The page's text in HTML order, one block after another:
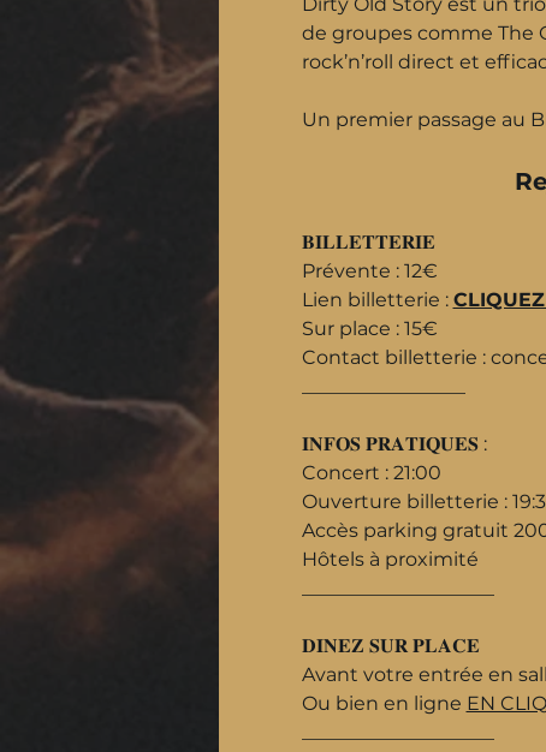
Dirty Old Story est un
de groupes comme The
rock’n’roll direct et
Un premier passage au
𝐁𝐈𝐋𝐋𝐄𝐓𝐓𝐄𝐑𝐈𝐄
Prévente : 12€
Lien billetterie :
Sur place : 15€
Contact billetterie :
𝐈𝐍𝐅𝐎𝐒 𝐏𝐑𝐀𝐓𝐈𝐐𝐔𝐄𝐒 :
Concert : 21:00
Ouverture billetterie :
Accès parking gratuit
Hôtels à proximité
𝐃𝐈𝐍𝐄𝐙 𝐒𝐔𝐑 𝐏𝐋𝐀𝐂𝐄
Avant votre entrée en
Ou bien en ligne EN